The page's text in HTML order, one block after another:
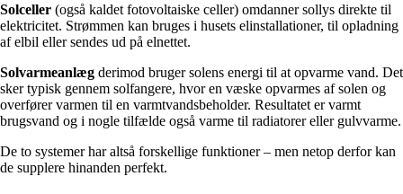
Solceller (også kaldet fotovoltaiske celler) omdanner sollys direkte til
elektricitet. Strømmen kan bruges i husets elinstallationer, til opladning
af elbil eller sendes ud på elnettet.
Solvarmeanlæg derimod bruger solens energi til at opvarme vand. Det
sker typisk gennem solfangere, hvor en væske opvarmes af solen og
overfører varmen til en varmtvandsbeholder. Resultatet er varmt
brugsvand og i nogle tilfælde også varme til radiatorer eller gulvvarme.
De to systemer har altså forskellige funktioner – men netop derfor kan
de supplere hinanden perfekt.